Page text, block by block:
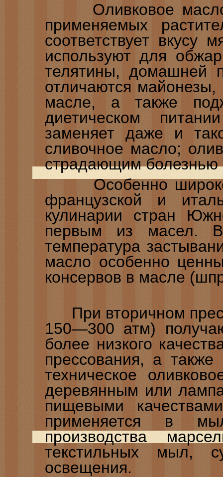
Оливковое масло
применяемых
соответствует вкусу
используют для
телятины, домашней
отличаются майонезы,
масле, а также
диетическом
заменяет даже и
сливочное масло;
страдающим болезнью
Особенно широкое
французской и
кулинарии стран
первым из масел.
температура
масло особенно
консервов в масле
При вторичном
150—300 атм)
более низкого
прессования, а
техническое
деревянным или
пищевыми
применяется в
производства
текстильных мыл,
освещения.